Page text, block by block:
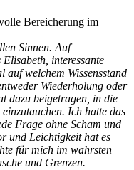
Bereicherung im
Sinnen. Auf
interessante
auf welchem Wissensstand
Wiederholung oder
dazu beigetragen, in die
Ich hatte das
Frage ohne Scham und
und Leichtigkeit hat es
für mich im wahrsten
und Grenzen.